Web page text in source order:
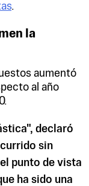
.
la
aumentó
al año
declaró
sin
punto de vista
ha sido una